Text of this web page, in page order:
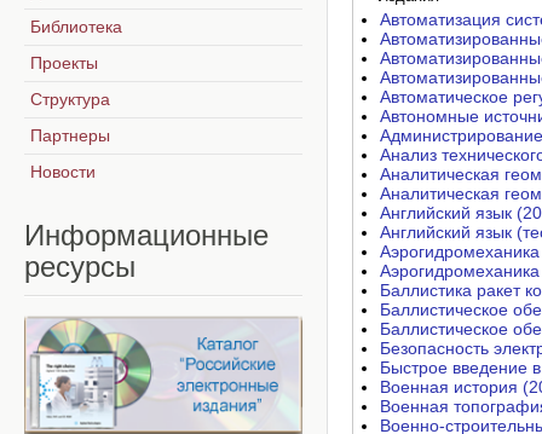
Автоматизация
Автоматическое
Автономные
Анализ
Аналитическая
Аналитическая
Английский язык
Английский язык
Баллистика ракет
Баллистическое
Баллистическое
Безопасность
Быстрое введение
Военная история
Военная
Военно-
Библиотека
Проекты
Структура
Партнеры
Новости
Информационные
ресурсы